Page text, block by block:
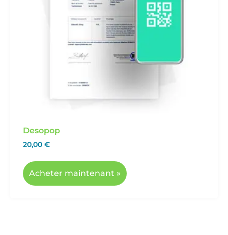
Desopop
20,00 €
Acheter maintenant »